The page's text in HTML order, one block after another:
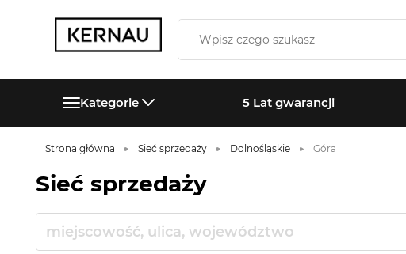
Kategorie 5 Lat gwarancji
Strona główna Sieć sprzedaży Dolnośląskie Góra
Sieć sprzedaży